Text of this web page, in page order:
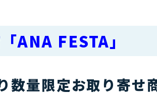
FESTA」
数量限定お取り寄せ